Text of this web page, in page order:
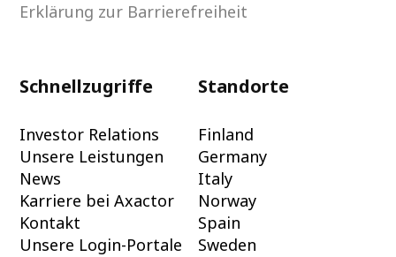
Erklärung zur Barrierefreiheit
Schnellzugriffe
Investor Relations
Unsere Leistungen
News
Karriere bei Axactor
Kontakt
Unsere Login-Portale
Standorte
Finland
Germany
Italy
Norway
Spain
Sweden